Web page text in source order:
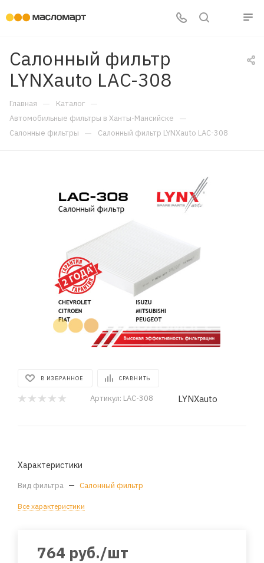
Салонный фильтр
LYNXauto LAC-308
Главная — Каталог —
Автомобильные фильтры в Ханты-Мансийске —
Салонные фильтры — Салонный фильтр LYNXauto LAC-308
В ИЗБРАННОЕ СРАВНИТЬ
Артикул: LAC-308 LYNXauto
Характеристики
Вид фильтра — Салонный фильтр
Все характеристики
764 руб./шт